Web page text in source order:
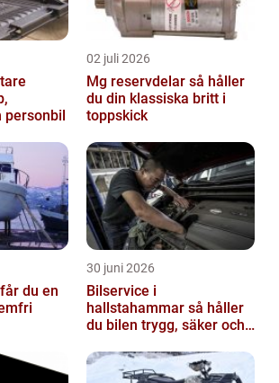
personbil
02 juli 2026
Mg reservdelar så håller
du din klassiska britt i
toppskick
30 juni 2026
Bilservice i
hallstahammar så håller
du bilen trygg, säker och